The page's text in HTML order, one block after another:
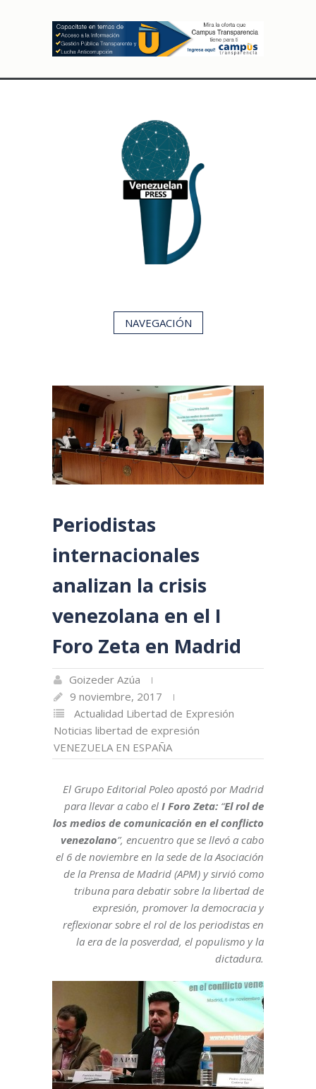
NAVEGACIÓN
Periodistas
internacionales
analizan la crisis
venezolana en el I
Foro Zeta en Madrid
Goizeder Azúa
9 noviembre, 2017
Actualidad Libertad de Expresión
Noticias libertad de expresión
VENEZUELA EN ESPAÑA
El Grupo Editorial Poleo apostó por Madrid
para llevar a cabo el I Foro Zeta: “El rol de
los medios de comunicación en el conflicto
venezolano”, encuentro que se llevó a cabo
el 6 de noviembre en la sede de la Asociación
de la Prensa de Madrid (APM) y sirvió como
tribuna para debatir sobre la libertad de
expresión, promover la democracia y
reflexionar sobre el rol de los periodistas en
la era de la posverdad, el populismo y la
dictadura.